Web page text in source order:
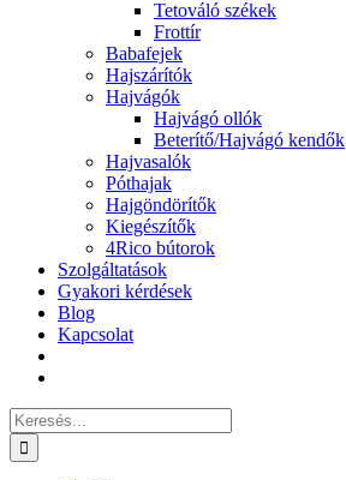
Tetováló székek
Frottír
Babafejek
Hajszárítók
Hajvágók
Hajvágó ollók
Beterítő/Hajvágó kendők
Hajvasalók
Póthajak
Hajgöndörítők
Kiegészítők
4Rico bútorok
Szolgáltatások
Gyakori kérdések
Blog
Kapcsolat
Keresés...